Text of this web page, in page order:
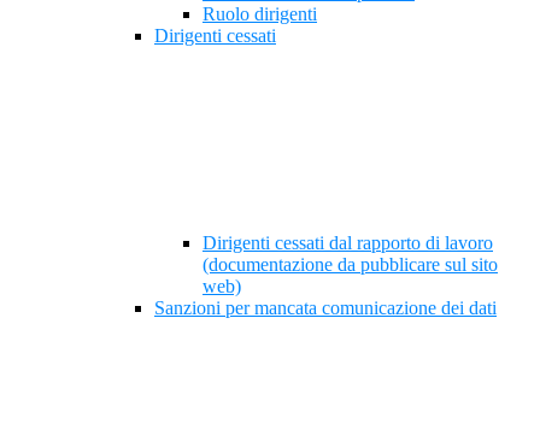
Ruolo dirigenti
Dirigenti cessati
Dirigenti cessati dal rapporto di lavoro
(documentazione da pubblicare sul sito
web)
Sanzioni per mancata comunicazione dei dati